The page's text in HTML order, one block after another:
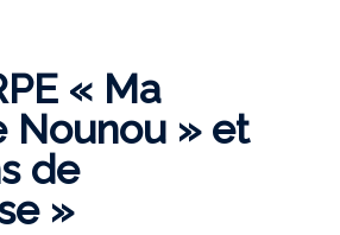
« Ma
Nounou » et
de
»